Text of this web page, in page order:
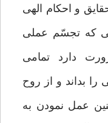
و احكام الهى
كه تجسّم عملى
دارد تمامى
بداند و از روح
عمل نمودن به